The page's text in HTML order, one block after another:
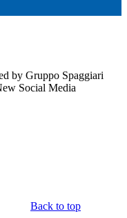
by Gruppo Spaggiari
Social Media
Back to top